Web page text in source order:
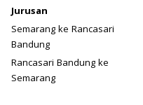
Jurusan
Semarang ke Rancasari
Bandung
Rancasari Bandung ke
Semarang